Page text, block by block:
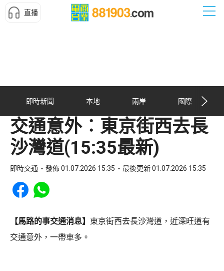
直播
即時新聞 本地 兩岸 國際
交通意外︰東京街西去長
沙灣道(15:35最新)
即時交通 發佈 01.07.2026 15:35 最後更新 01.07.2026 15:35
Share to Facebook
Share to WhatsApp
【馬路的事交通消息】 東京街西去長沙灣道，近深旺道有
交通意外，一帶車多。